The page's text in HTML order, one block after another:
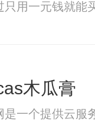
只用一元钱就能
木瓜膏
是一个提供云服